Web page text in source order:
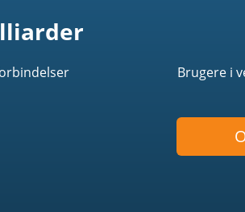
Brugere i